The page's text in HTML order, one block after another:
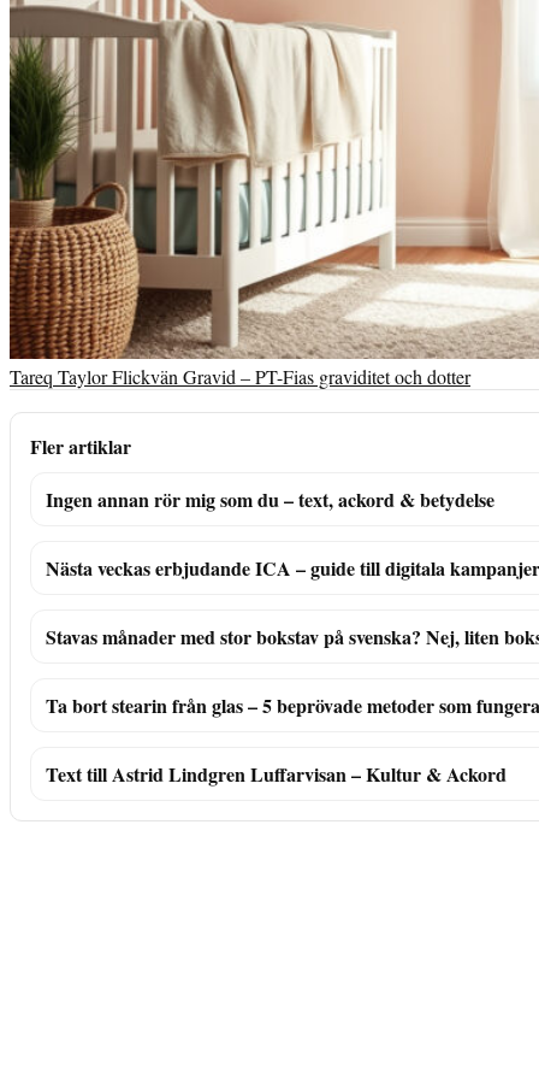
Tareq Taylor Flickvän Gravid – PT-Fias graviditet och dotter
Fler artiklar
Ingen annan rör mig som du – text, ackord & betydelse
Nästa veckas erbjudande ICA – guide till digitala kampanjer
Stavas månader med stor bokstav på svenska? Nej, liten
Ta bort stearin från glas – 5 beprövade metoder som
Text till Astrid Lindgren Luffarvisan – Kultur & Ackord